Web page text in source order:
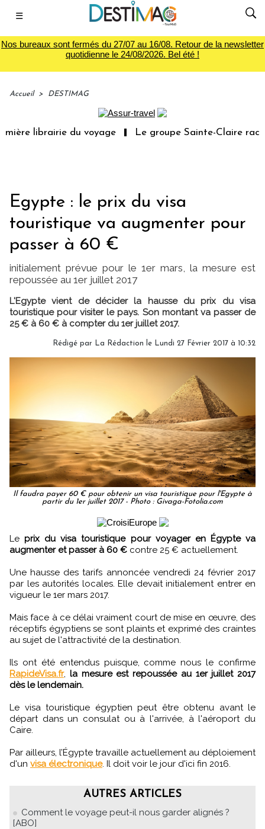
☰
Nos bureaux sont fermés du 27/07 au 16/08. Retour de la newsletter
quotidienne le 24/08/2026. Bel été !
Accueil > DESTIMAG
librairie du voyage Le groupe Sainte-Claire
Egypte : le prix du visa
touristique va augmenter pour
passer à 60 €
initialement prévue pour le 1er mars, la mesure est
repoussée au 1er juillet 2017
L'Egypte vient de décider la hausse du prix du visa
touristique pour visiter le pays. Son montant va passer de
25 € à 60 € à compter du 1er juillet 2017.
Rédigé par La Rédaction le Lundi 27 Février 2017 à 10:32
Il faudra payer 60 € pour obtenir un visa touristique pour l'Egypte à
partir du 1er juillet 2017 - Photo : Givaga-Fotolia.com
Leprix du visa touristique pour voyager en Égypte va
augmenter et passer à 60 € contre 25 € actuellement.
Une hausse des tarifs annoncée vendredi 24 février 2017
par les autorités locales. Elle devait initialement entrer en
vigueur le 1er mars 2017.
Mais face à ce délai vraiment court de mise en œuvre, des
réceptifs égyptiens se sont plaints et exprimé des craintes
au sujet de l'attractivité de la destination.
Ils ont été entendus puisque, comme nous le confirme
RapideVisa.fr, la mesure est repoussée au 1er juillet 2017
dès le lendemain.
Le visa touristique égyptien peut être obtenu avant le
départ dans un consulat ou à l'arrivée, à l'aéroport du
Caire.
Par ailleurs, l’Égypte travaille actuellement au déploiement
d'un visa électronique. Il doit voir le jour d'ici fin 2016.
AUTRES ARTICLES
Comment le voyage peut-il nous garder alignés ?
[ABO]